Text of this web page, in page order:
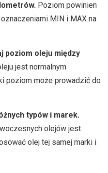
Poziom powinien
MIN i MAX na
poziom oleju między
jest normalnym
poziom może prowadzić do
typów i marek.
olejów jest
olej tej samej marki i